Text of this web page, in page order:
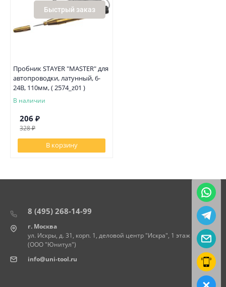
Быстрый заказ
Пробник STAYER "MASTER" для
автопроводки, латунный, 6-
24В, 110мм, ( 2574_z01 )
В наличии
206 ₽
328₽
В корзину
8 (495) 268-14-99
г. Москва
ул. Искры, д. 31, корп. 1, деловой центр "Искра", 1 этаж
(ООО "Юнитул")
info@uni-tool.ru